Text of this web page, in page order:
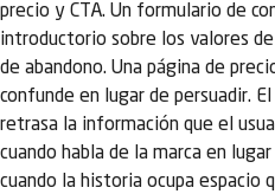
precio y CTA. Un formulario de
introductorio sobre los valores
de abandono. Una página de
confunde en lugar de persuadir.
retrasa la información que el
cuando habla de la marca en
cuando la historia ocupa espacio